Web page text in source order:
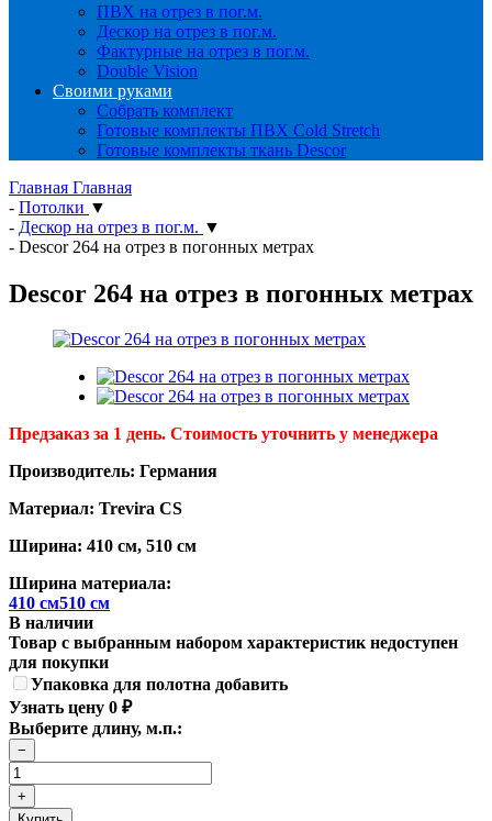
ПВХ на отрез в пог.м.
Дескор на отрез в пог.м.
Фактурные на отрез в пог.м.
Double Vision
Своими руками
Собрать комплект
Готовые комплекты ПВХ Cold Stretch
Готовые комплекты ткань Descor
Главная Главная
- Потолки ▼
- Дескор на отрез в пог.м. ▼
- Descor 264 на отрез в погонных метрах
Descor 264 на отрез в погонных метрах
Предзаказ за 1 день. Стоимость уточнить у менеджера
Производитель: Германия
Материал: Trevira CS
Ширина: 410 см, 510 см
Ширина материала:
410 см510 см
В наличии
Товар с выбранным набором характеристик недоступен
для покупки
Упаковка для полотна добавить
Узнать цену 0 ₽
Выберите длину, м.п.: